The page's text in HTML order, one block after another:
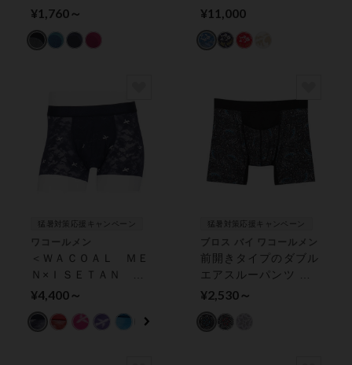
立体成型】 ボクサー
¥1,760～
ボクサーパンツ メン
¥11,000
猛暑対策応援キャンペーン
ワコールメン
＜ＷＡＣＯＡＬ ＭＥ
Ｎ×ＩＳＥＴＡＮ Ｈ
ＡＮＥＤＡ ＳＴＯＲ
ー」 ボクサーパンツ
¥4,400～
猛暑対策応援キャンペーン
ブロス バイ ワコールメン
前開きタイプのダブル
エアスルーパンツ ボ
クサーパンツ（前開
¥2,530～